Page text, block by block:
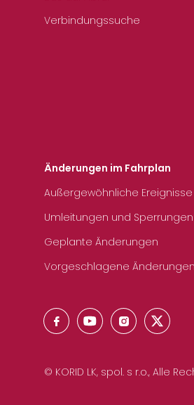
Verbindungssuche
Änderungen im Fahrplan
Außergewöhnliche Ereignisse
Umleitungen und Sperrungen
Geplante Änderungen
Vorgeschlagene Änderungen
© KORID LK, spol. s r.o., Alle